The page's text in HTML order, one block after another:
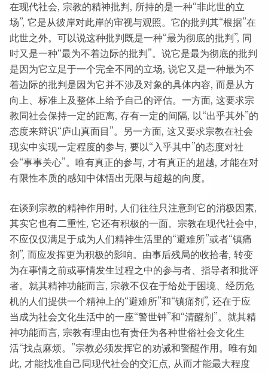
在现代社会, 宗教的精神批判, 所持的是一种“非此世的立
场”, 它是从彼岸对此岸的审视与观照。它的批判其“根据”在
此世之外。可以说这种批判既是一种“最为彻底的批判”, 同
时又是一种“最为不着边际的批判”。说它是最为彻底的批判
是因为它立足于一个完全不同的立场, 说它又是一种最为不
着边际的批判是因为它并不涉及对象的具体内容, 而是从方
向上、标准上及整体上给予自己的评估。一方面, 这要求宗
教同社会保持一定的距离, 存有一定的间隔, 以“出乎其外”的
态度来辩识“庐山真面目”。另一方面, 这又要求宗教在社会
现实中实现一定程度的参与, 要以“入乎其中”的态度对社
会“事事关心”。唯有真正的参与, 才有真正的超越, 才能在对
有限性本质的感知中体悟出无限与超越的向度。
在谈到宗教的精神作用时, 人们往往只注意到它的消极因素,
其实它也有二重性, 它还有积极的一面。宗教在现代社会中,
不应仅仅满足于成为人们精神生活里的“避难所”或者“镇痛
剂”, 而应发挥更为积极的影响。由事后残局的收拾者, 转变
为在事情之前或事情发生过程之中的参与者、指导者和批评
者。就其精神功能而言, 宗教不仅在于给处于困境、经历危
机的人们提供一个精神上的“避难所”和“镇痛剂”, 还在于应
当成为社会文化生活中的一座“警世钟”和“清醒剂”。就其精
神功能而言, 宗教有理由也有责任为各种世俗社会文化生
活“找点麻烦。”宗教必须发挥它的劝诫和警醒作用。唯有如
此, 才能找准自己同现代社会的交汇点, 从而才能最大程度